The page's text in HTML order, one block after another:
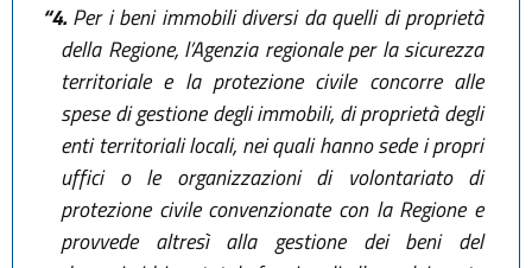
“4.Per i beni immobili diversi da quelli di proprietà
della Regione, l’Agenzia regionale per la sicurezza
territoriale e la protezione civile concorre alle
spese di gestione degli immobili, di proprietà degli
enti territoriali locali, nei quali hanno sede i propri
uffici o le organizzazioni di volontariato di
protezione civile convenzionate con la Regione e
provvede altresì alla gestione dei beni del